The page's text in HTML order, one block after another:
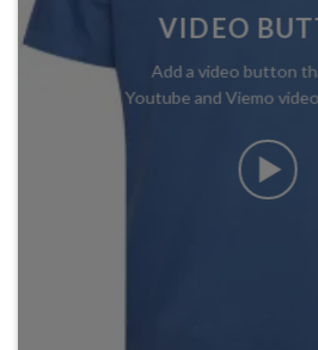
VIDEO
Add a video button
Youtube and Viemo